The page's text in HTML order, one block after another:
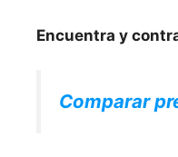
Encuentra y
Comparar